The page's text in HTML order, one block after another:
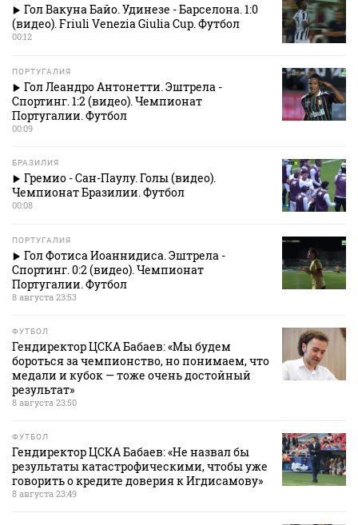
Гол Вакуна Байо. Удинезе - Барселона. 1:0
(видео). Friuli Venezia Giulia Cup. Футбол
00:12
ПОРТУГАЛИЯ
Гол Леандро Антонетти. Эштрела -
Спортинг. 1:2 (видео). Чемпионат
Португалии. Футбол
00:09
БРАЗИЛИЯ
Гремио - Сан-Паулу. Голы (видео).
Чемпионат Бразилии. Футбол
00:08
ПОРТУГАЛИЯ
Гол Фотиса Иоаннидиса. Эштрела -
Спортинг. 0:2 (видео). Чемпионат
Португалии. Футбол
8 августа 23:53
ФУТБОЛ
Гендиректор ЦСКА Бабаев: «Мы будем
бороться за чемпионство, но понимаем, что
медали и кубок — тоже очень достойный
результат»
8 августа 23:50
ФУТБОЛ
Гендиректор ЦСКА Бабаев: «Не назвал бы
результаты катастрофическими, чтобы уже
говорить о кредите доверия к Игдисамову»
8 августа 23:49